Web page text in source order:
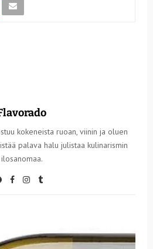
kokeneista ruoan, viinin ja oluen
palava halu julistaa kulinarismin
ilosanomaa.